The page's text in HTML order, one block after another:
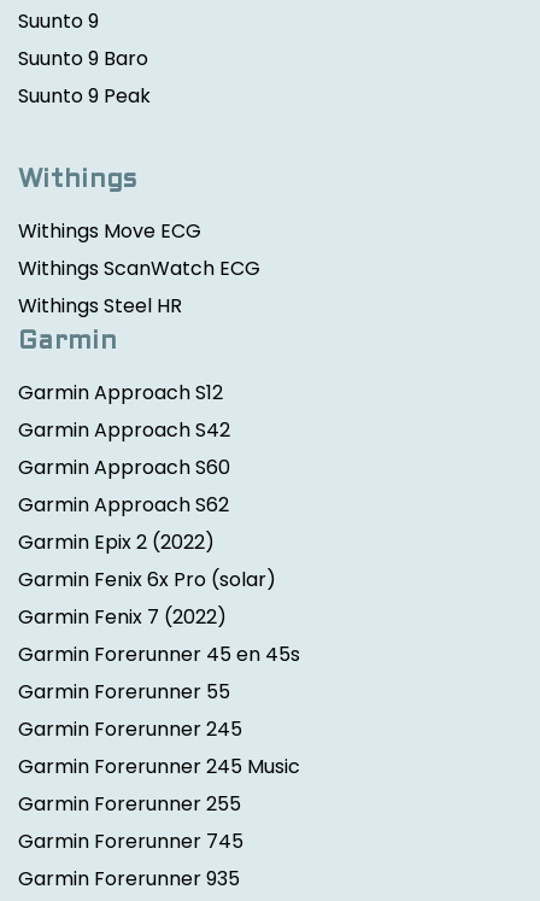
Suunto 9
Suunto 9 Baro
Suunto 9 Peak
Withings
Withings Move ECG
Withings ScanWatch ECG
Withings Steel HR
Garmin
Garmin Approach S12
Garmin Approach S42
Garmin Approach S60
Garmin Approach S62
Garmin Epix 2 (2022)
Garmin Fenix 6x Pro (solar)
Garmin Fenix 7 (2022)
Garmin Forerunner 45 en 45s
Garmin Forerunner 55
Garmin Forerunner 245
Garmin Forerunner 245 Music
Garmin Forerunner 255
Garmin Forerunner 745
Garmin Forerunner 935